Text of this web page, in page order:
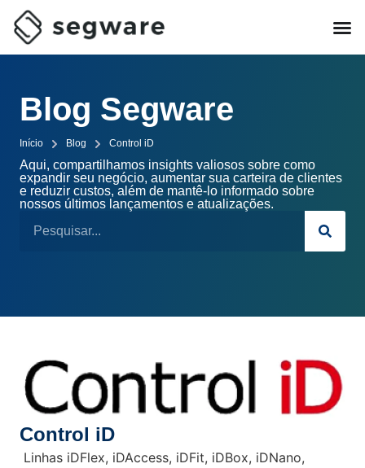
Blog Segware
Início Blog Control iD
Aqui, compartilhamos insights valiosos sobre como
expandir seu negócio, aumentar sua carteira de clientes
e reduzir custos, além de mantê-lo informado sobre
nossos últimos lançamentos e atualizações.
Control iD
Linhas iDFlex, iDAccess, iDFit, iDBox, iDNano,